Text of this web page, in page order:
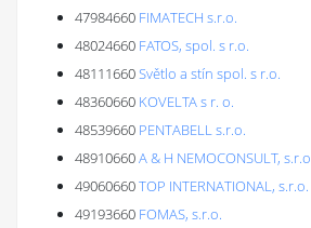
47984660 FIMATECH s.r.o.
48024660 FATOS, spol. s r.o.
48111660Světlo a stín spol. s r.o.
48360660 KOVELTA s r. o.
48539660 PENTABELL s.r.o.
48910660A & H NEMOCONSULT,
49060660TOP INTERNATIONAL,
49193660 FOMAS, s.r.o.